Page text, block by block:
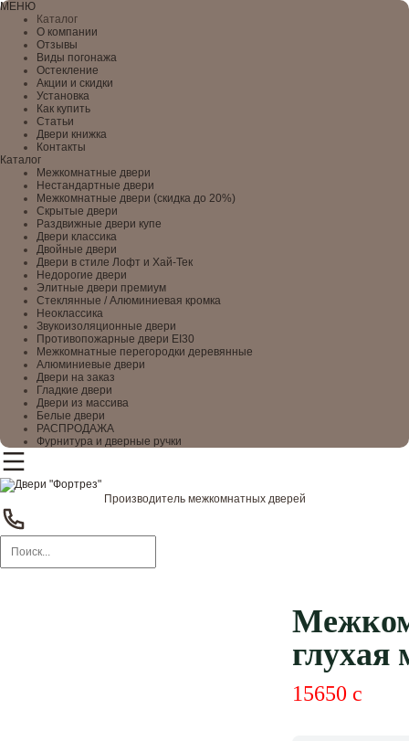
МЕНЮ
Каталог
О компании
Отзывы
Виды погонажа
Остекление
Акции и скидки
Установка
Как купить
Статьи
Двери книжка
Контакты
Каталог
Межкомнатные двери
Нестандартные двери
Межкомнатные двери (скидка до 20%)
Скрытые двери
Раздвижные двери купе
Двери классика
Двойные двери
Двери в стиле Лофт и Хай-Тек
Недорогие двери
Элитные двери премиум
Стеклянные / Алюминиевая кромка
Неоклассика
Звукоизоляционные двери
Противопожарные двери EI30
Межкомнатные перегородки деревянные
Алюминиевые двери
Двери на заказ
Гладкие двери
Двери из массива
Белые двери
РАСПРОДАЖА
Фурнитура и дверные ручки
Производитель межкомнатных дверей
глухая
15650 c